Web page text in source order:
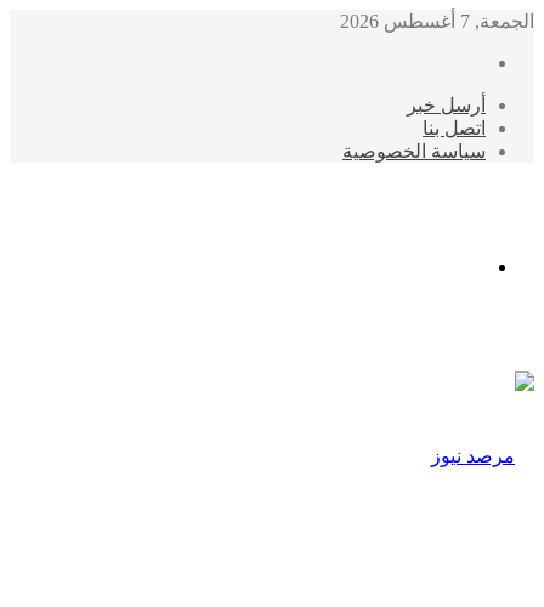
الجمعة, 7 أغسطس 2026
أرسل خبر
اتصل بنا
سياسة الخصوصية